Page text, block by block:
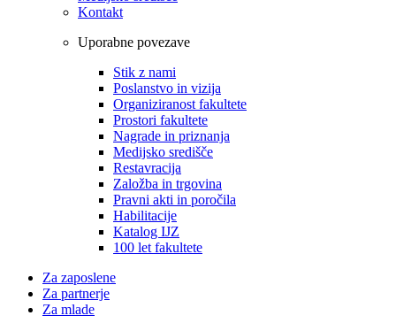
Kontakt
Uporabne povezave
Stik z nami
Poslanstvo in vizija
Organiziranost fakultete
Prostori fakultete
Nagrade in priznanja
Medijsko središče
Restavracija
Založba in trgovina
Pravni akti in poročila
Habilitacije
Katalog IJZ
100 let fakultete
Za zaposlene
Za partnerje
Za mlade